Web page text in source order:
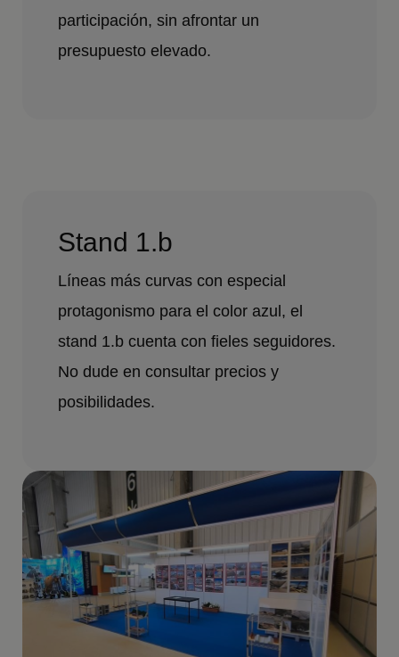
participación, sin afrontar un
presupuesto elevado.
Stand 1.b
Líneas más curvas con especial
protagonismo para el color azul, el
stand 1.b cuenta con fieles seguidores.
No dude en consultar precios y
posibilidades.